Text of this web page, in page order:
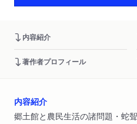
内容紹介
著作者プロフィール
内容紹介
郷土館と農民生活の諸問題・蛇